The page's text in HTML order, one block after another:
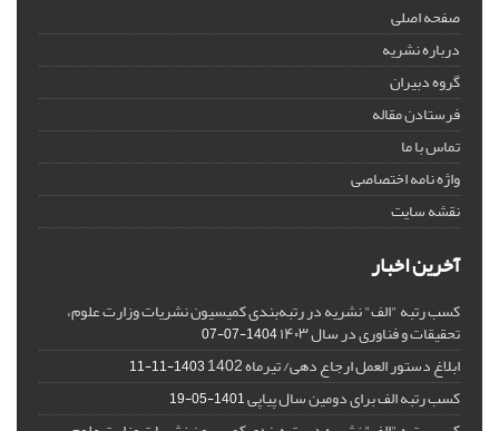
صفحه اصلی
درباره نشریه
گروه دبیران
فرستادن مقاله
تماس با ما
واژه نامه اختصاصی
نقشه سایت
آخرین اخبار
کسب رتبه "الف" نشریه در رتبه‌بندی کمیسیون نشریات وزارت علوم،
تحقیقات و فناوری در سال ۱۴۰۳ 1404-07-07
ابلاغ دستور العمل ارجاع دهی/ تیرماه 1402 1403-11-11
کسب رتبه الف برای دومین سال پیاپی1401-05-19